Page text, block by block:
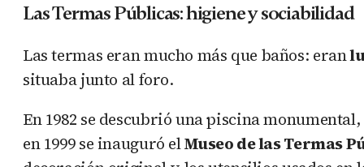
Las Termas Públicas: higiene y sociabilidad
Las termas eran mucho más que baños: eran
situaba junto al foro.
En 1982 se descubrió una piscina
en 1999 se inauguró elMuseo de las Termas